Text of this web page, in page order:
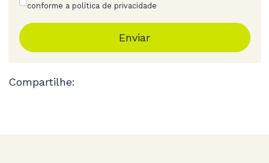
conforme a política de privacidade
Enviar
Compartilhe: